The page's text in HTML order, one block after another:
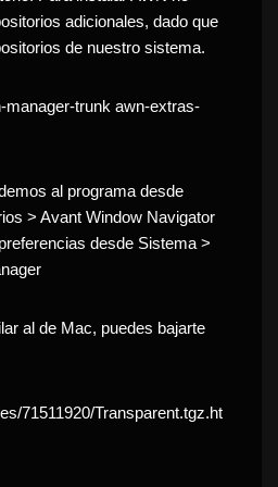
adicionales, dado que
de nuestro sistema.
manager-trunk awn-extras-
al programa desde
> Avant Window Navigator
desde Sistema >
al de Mac, puedes bajarte
71511920/Transparent.tgz.ht